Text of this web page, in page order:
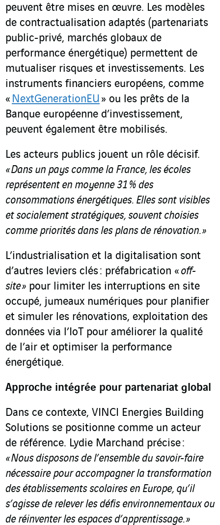
peuvent être mises en œuvre. Les modèles
de contractualisation adaptés (partenariats
public-privé, marchés globaux de
performance énergétique) permettent de
mutualiser risques et investissements. Les
instruments financiers européens, comme
« NextGenerationEU » ou les prêts de la
Banque européenne d’investissement,
peuvent également être mobilisés.
Les acteurs publics jouent un rôle décisif.
« Dans un pays comme la France, les écoles
représentent en moyenne 31 % des
consommations énergétiques. Elles sont visibles
et socialement stratégiques, souvent choisies
comme priorités dans les plans de rénovation. »
L’industrialisation et la digitalisation sont
d’autres leviers clés : préfabrication « off-
site » pour limiter les interruptions en site
occupé, jumeaux numériques pour planifier
et simuler les rénovations, exploitation des
données via l’IoT pour améliorer la qualité
de l’air et optimiser la performance
énergétique.
Approche intégrée pour partenariat global
Dans ce contexte, VINCI Energies Building
Solutions se positionne comme un acteur
de référence. Lydie Marchand précise :
« Nous disposons de l’ensemble du savoir-faire
nécessaire pour accompagner la transformation
des établissements scolaires en Europe, qu’il
s’agisse de relever les défis environnementaux ou
de réinventer les espaces d’apprentissage. »